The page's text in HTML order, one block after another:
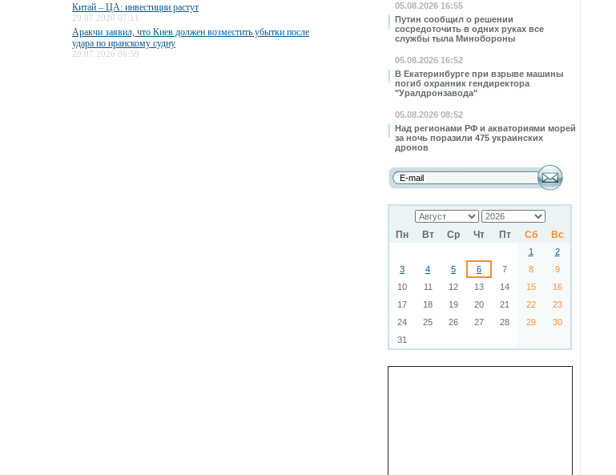
05.08.2026 16:55
Путин сообщил о решении
сосредоточить в одних руках все
службы тыла Минобороны
05.08.2026 16:52
В Екатеринбурге при взрыве машины
погиб охранник гендиректора
"Уралдронзавода"
05.08.2026 08:52
Над регионами РФ и акваториями морей
за ночь поразили 475 украинских
дронов
Пн Вт Ср Чт Пт Сб Вс
1
2
3
4 5 6 7 8
9
10
11 12 13 14 15
16
17
18 19 20 21 22
23
24
25 26 27 28 29
30
31
Китай – ЦА: инвестиции растут
29.07.2026 07:11
Аракчи заявил, что Киев должен возместить убытки после
удара по иранскому судну
29.07.2026 06:59